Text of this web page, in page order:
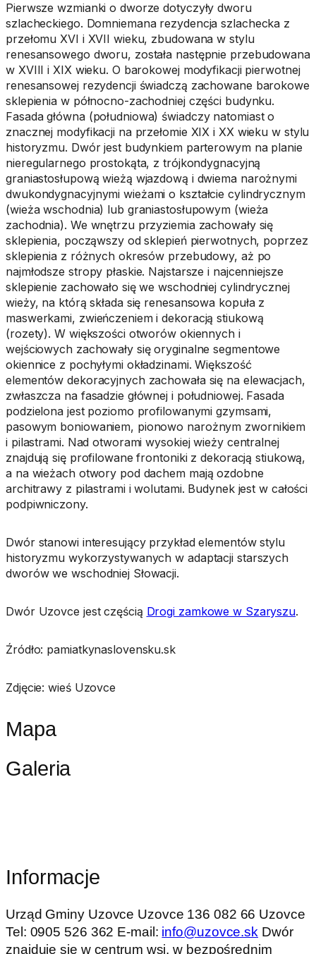
Pierwsze wzmianki o dworze dotyczyły dworu
szlacheckiego. Domniemana rezydencja szlachecka z
przełomu XVI i XVII wieku, zbudowana w stylu
renesansowego dworu, została następnie przebudowana
w XVIII i XIX wieku. O barokowej modyfikacji pierwotnej
renesansowej rezydencji świadczą zachowane barokowe
sklepienia w północno-zachodniej części budynku.
Fasada główna (południowa) świadczy natomiast o
znacznej modyfikacji na przełomie XIX i XX wieku w stylu
historyzmu. Dwór jest budynkiem parterowym na planie
nieregularnego prostokąta, z trójkondygnacyjną
graniastosłupową wieżą wjazdową i dwiema narożnymi
dwukondygnacyjnymi wieżami o kształcie cylindrycznym
(wieża wschodnia) lub graniastosłupowym (wieża
zachodnia). We wnętrzu przyziemia zachowały się
sklepienia, począwszy od sklepień pierwotnych, poprzez
sklepienia z różnych okresów przebudowy, aż po
najmłodsze stropy płaskie. Najstarsze i najcenniejsze
sklepienie zachowało się we wschodniej cylindrycznej
wieży, na którą składa się renesansowa kopuła z
maswerkami, zwieńczeniem i dekoracją stiukową
(rozety). W większości otworów okiennych i
wejściowych zachowały się oryginalne segmentowe
okiennice z pochyłymi okładzinami. Większość
elementów dekoracyjnych zachowała się na elewacjach,
zwłaszcza na fasadzie głównej i południowej. Fasada
podzielona jest poziomo profilowanymi gzymsami,
pasowym boniowaniem, pionowo narożnym zwornikiem
i pilastrami. Nad otworami wysokiej wieży centralnej
znajdują się profilowane frontoniki z dekoracją stiukową,
a na wieżach otwory pod dachem mają ozdobne
architrawy z pilastrami i wolutami. Budynek jest w całości
podpiwniczony.
Dwór stanowi interesujący przykład elementów stylu
historyzmu wykorzystywanych w adaptacji starszych
dworów we wschodniej Słowacji.
Dwór Uzovce jest częścią Drogi zamkowe w Szaryszu.
Źródło: pamiatkynaslovensku.sk
Zdjęcie: wieś Uzovce
Mapa
Galeria
Informacje
Urząd Gminy Uzovce Uzovce 136 082 66 Uzovce
Tel: 0905 526 362 E-mail: info@uzovce.sk Dwór
znajduje się w centrum wsi, w bezpośrednim